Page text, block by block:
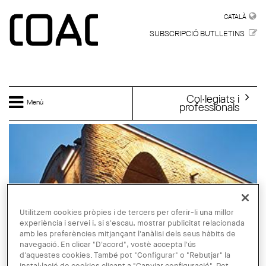
CATALÀ
SUBSCRIPCIÓ BUTLLETINS
Menú Col·legiats i
professionals
Utilitzem cookies pròpies i de tercers per oferir-li una millor
experiència i servei i, si s'escau, mostrar publicitat relacionada
amb les preferències mitjançant l'anàlisi dels seus hàbits de
navegació. En clicar "D'acord", vostè accepta l'ús
d'aquestes cookies. També pot "Configurar" o "Rebutjar" la